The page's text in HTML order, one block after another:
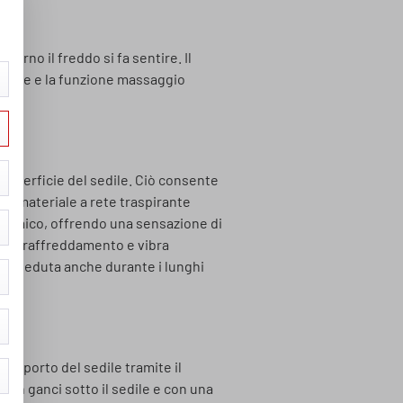
il freddo si fa sentire. Il
e la funzione massaggio
del sedile. Ciò consente
Il materiale a rete traspirante
offrendo una sensazione di
e raffreddamento e vibra
seduta anche durante i lunghi
del sedile tramite il
ganci sotto il sedile e con una